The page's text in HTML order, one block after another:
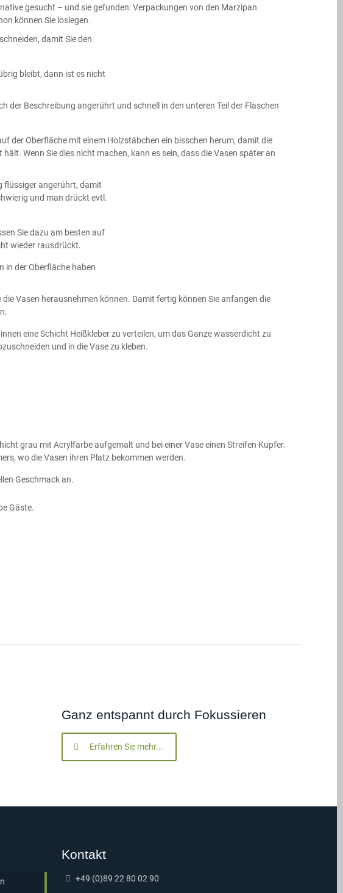
gesucht – und sie gefunden: Verpackungen von den Marzipan
können Sie loslegen.
damit Sie den
bleibt, dann ist es nicht
der Beschreibung angerührt und schnell in den unteren Teil der Flaschen
der Oberfläche mit einem Holzstäbchen ein bisschen herum, damit die
Wenn Sie dies nicht machen, kann es sein, dass die Vasen später an
flüssiger angerührt, damit
und man drückt evtl.
Sie dazu am besten auf
wieder rausdrückt.
in der Oberfläche haben
Vasen herausnehmen können. Damit fertig können Sie anfangen die
eine Schicht Heißkleber zu verteilen, um das Ganze wasserdicht zu
und in die Vase zu kleben.
grau mit Acrylfarbe aufgemalt und bei einer Vase einen Streifen Kupfer.
wo die Vasen ihren Platz bekommen werden.
Geschmack an.
Gäste.
Ganz entspannt durch Fokussieren
Erfahren Sie mehr...
Kontakt
+49 (0)89 22 80 02 90